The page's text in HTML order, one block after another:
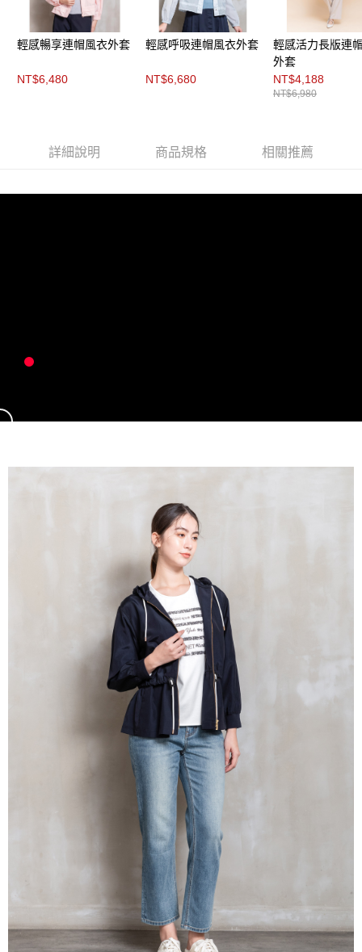
輕感暢享連帽風衣外套
NT$6,480
輕感呼吸連帽風衣外套
NT$6,680
輕感活力長版連
外套
NT$4,188
NT$6,980
詳細說明 商品規格 相關推薦